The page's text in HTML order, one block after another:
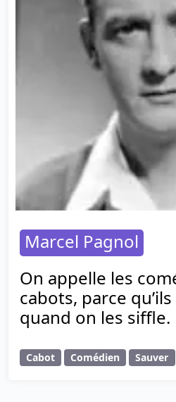
Marcel Pagnol
On appelle les
cabots, parce
quand on les siffle.
Cabot Comédien Sauver